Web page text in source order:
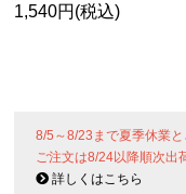
1,540円(税込)
8/5～8/23まで夏季休業
ご注文は8/24以降順次出
詳しくはこちら